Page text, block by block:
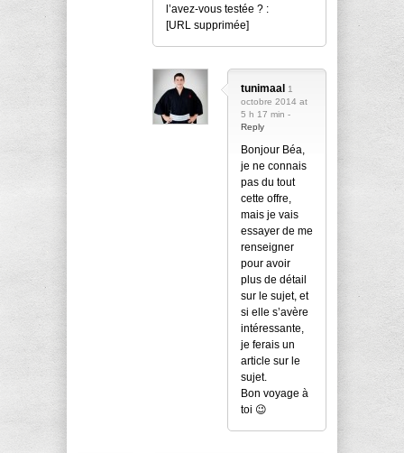
l’avez-vous testée ? :
[URL supprimée]
tunimaal 1
octobre 2014 at
5 h 17 min -
Reply
Bonjour Béa,
je ne connais
pas du tout
cette offre,
mais je vais
essayer de me
renseigner
pour avoir
plus de détail
sur le sujet, et
si elle s’avère
intéressante,
je ferais un
article sur le
sujet.
Bon voyage à
toi 😉